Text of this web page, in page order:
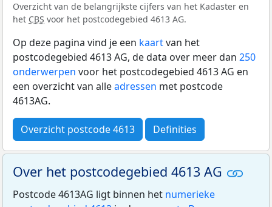
Overzicht van de belangrijkste cijfers van het Kadaster en
het CBS voor het postcodegebied 4613 AG.
Op deze pagina vind je een kaartvan het
postcodegebied 4613 AG, de data over meer dan 250
onderwerpen voor het postcodegebied 4613 AG en
een overzicht van alleadressen met postcode
4613AG.
Overzicht postcode 4613 Definities
Over het postcodegebied 4613 AG
Postcode 4613AG ligt binnen het numerieke